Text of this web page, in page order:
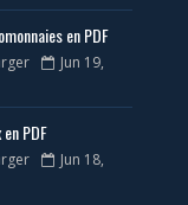
en PDF
Jun 19,
PDF
Jun 18,